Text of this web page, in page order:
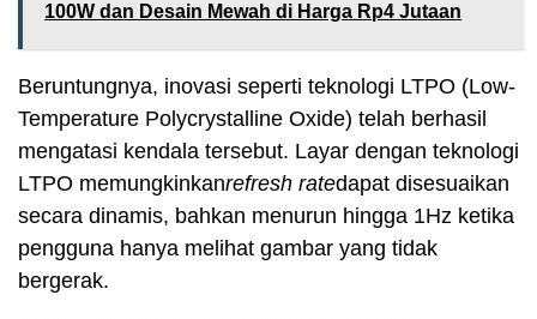
100W dan Desain Mewah di Harga Rp4 Jutaan
Beruntungnya, inovasi seperti teknologi LTPO (Low-
Temperature Polycrystalline Oxide) telah berhasil
mengatasi kendala tersebut. Layar dengan teknologi
LTPO memungkinkanrefresh ratedapat disesuaikan
secara dinamis, bahkan menurun hingga 1Hz ketika
pengguna hanya melihat gambar yang tidak
bergerak.